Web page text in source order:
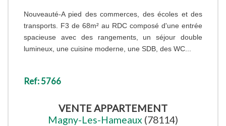
Nouveauté-A pied des commerces, des écoles et des
transports. F3 de 68m² au RDC composé d'une entrée
spacieuse avec des rangements, un séjour double
lumineux, une cuisine moderne, une SDB, des WC...
Ref: 5766
VENTEAPPARTEMENT
Magny-Les-Hameaux (78114)